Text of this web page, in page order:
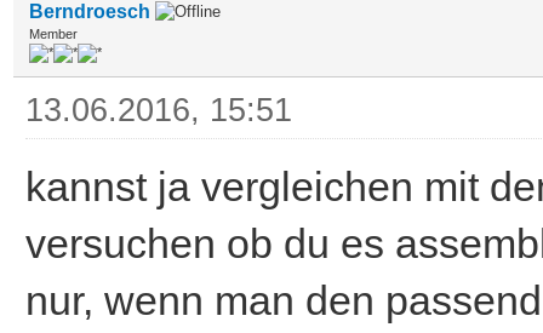
Berndroesch
Member
13.06.2016, 15:51
kannst ja vergleichen mit
versuchen ob du es
nur, wenn man den